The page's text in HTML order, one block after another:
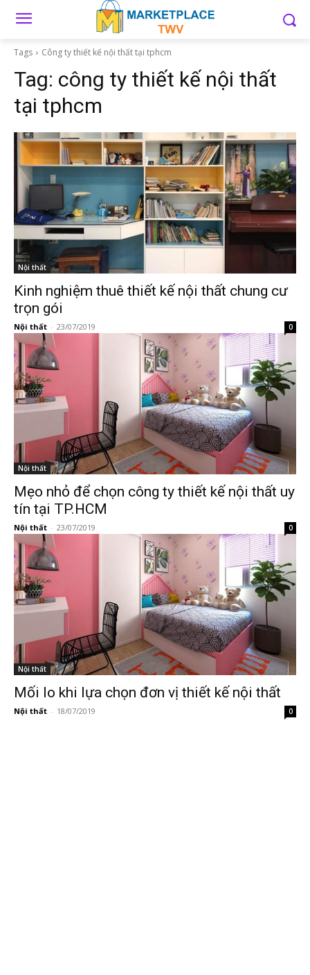
Tags Công ty thiết kế nội thất tại tphcm
Tag: công ty thiết kế nội thất
tại tphcm
Nội thất
Kinh nghiệm thuê thiết kế nội thất chung cư
trọn gói
Nội thất - 23/07/2019 0
Nội thất
Mẹo nhỏ để chọn công ty thiết kế nội thất uy
tín tại TP.HCM
Nội thất - 23/07/2019 0
Nội thất
Mối lo khi lựa chọn đơn vị thiết kế nội thất
Nội thất - 18/07/2019 0